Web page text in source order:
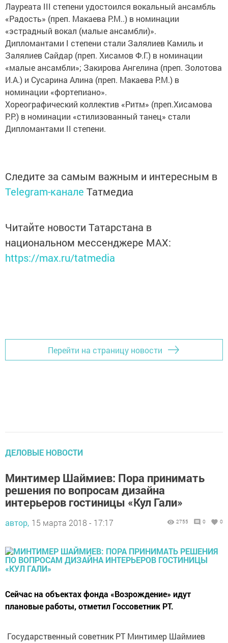
Лауреата III степени удостоился вокальный ансамбль
«Радость» (преп. Макаева Р.М..) в номинации
«эстрадный вокал (малые ансамбли)».
Дипломантами I степени стали Залялиев Камиль и
Залялиев Сайдар (преп. Хисамов Ф.Г.) в номинации
«малые ансамбли»; Закирова Ангелина (преп. Золотова
И.А.) и Сусарина Алина (преп. Макаева Р.М.) в
номинации «фортепиано».
Хореографический коллектив «Ритм» (преп.Хисамова
Р.Р.) в номинации «стилизованный танец» стали
Дипломантами II степени.
Следите за самым важным и интересным в
Telegram-канале Татмедиа
Читайте новости Татарстана в
национальном мессенджере MАХ:
https://max.ru/tatmedia
Перейти на страницу новости
ДЕЛОВЫЕ НОВОСТИ
Минтимер Шаймиев: Пора принимать
решения по вопросам дизайна
интерьеров гостиницы «Кул Гали»
автор, 15 марта 2018 - 17:17 2755 0 0
Сейчас на объектах фонда «Возрождение» идут
плановые работы, отметил Госсоветник РТ.
Государственный советник РТ Минтимер Шаймиев